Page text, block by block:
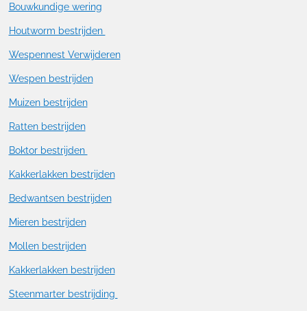
Bouwkundige wering
Houtworm bestrijden
Wespennest Verwijderen
Wespen bestrijden
Muizen bestrijden
Ratten bestrijden
Boktor bestrijden
Kakkerlakken bestrijden
Bedwantsen bestrijden
Mieren bestrijden
Mollen bestrijden
Kakkerlakken bestrijden
Steenmarter bestrijding